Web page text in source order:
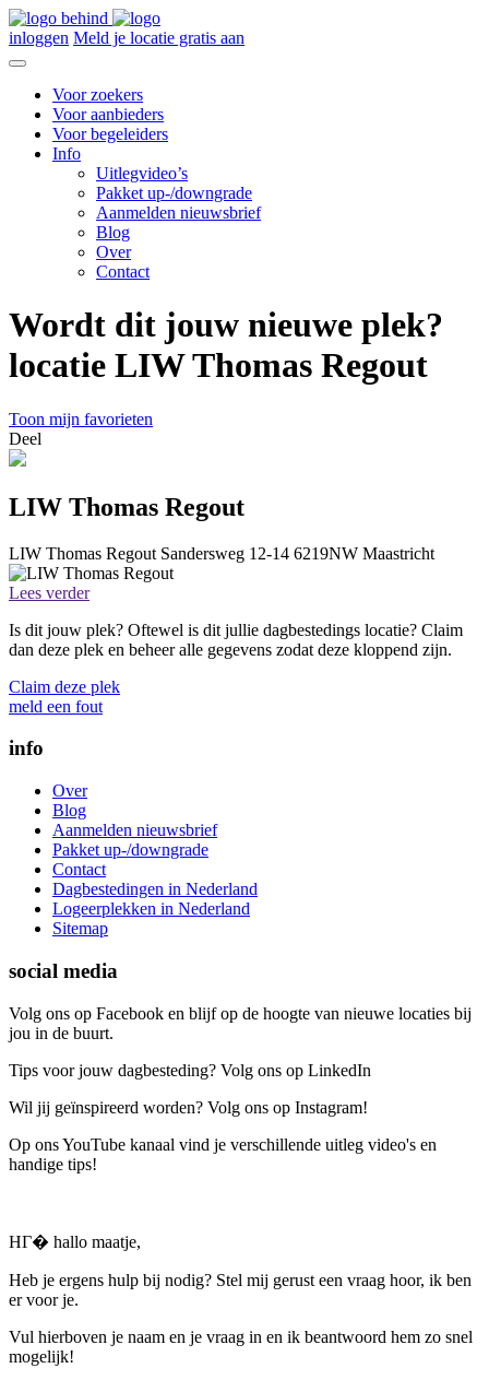
inloggen Meld je locatie gratis aan
Voor zoekers
Voor aanbieders
Voor begeleiders
Info
Uitlegvideo’s
Pakket up-/downgrade
Aanmelden nieuwsbrief
Blog
Over
Contact
Wordt dit jouw nieuwe plek?
locatie LIW Thomas Regout
Toon mijn favorieten
Deel
LIW Thomas Regout
LIW Thomas Regout Sandersweg 12-14 6219NW Maastricht
Lees verder
Is dit jouw plek? Oftewel is dit jullie dagbestedings locatie? Claim
dan deze plek en beheer alle gegevens zodat deze kloppend zijn.
Claim deze plek
meld een fout
info
Over
Blog
Aanmelden nieuwsbrief
Pakket up-/downgrade
Contact
Dagbestedingen in Nederland
Logeerplekken in Nederland
Sitemap
social media
Volg ons op Facebook en blijf op de hoogte van nieuwe locaties bij
jou in de buurt.
Tips voor jouw dagbesteding? Volg ons op LinkedIn
Wil jij geïnspireerd worden? Volg ons op Instagram!
Op ons YouTube kanaal vind je verschillende uitleg video's en
handige tips!
HГ� hallo maatje,
Heb je ergens hulp bij nodig? Stel mij gerust een vraag hoor, ik ben
er voor je.
Vul hierboven je naam en je vraag in en ik beantwoord hem zo snel
mogelijk!